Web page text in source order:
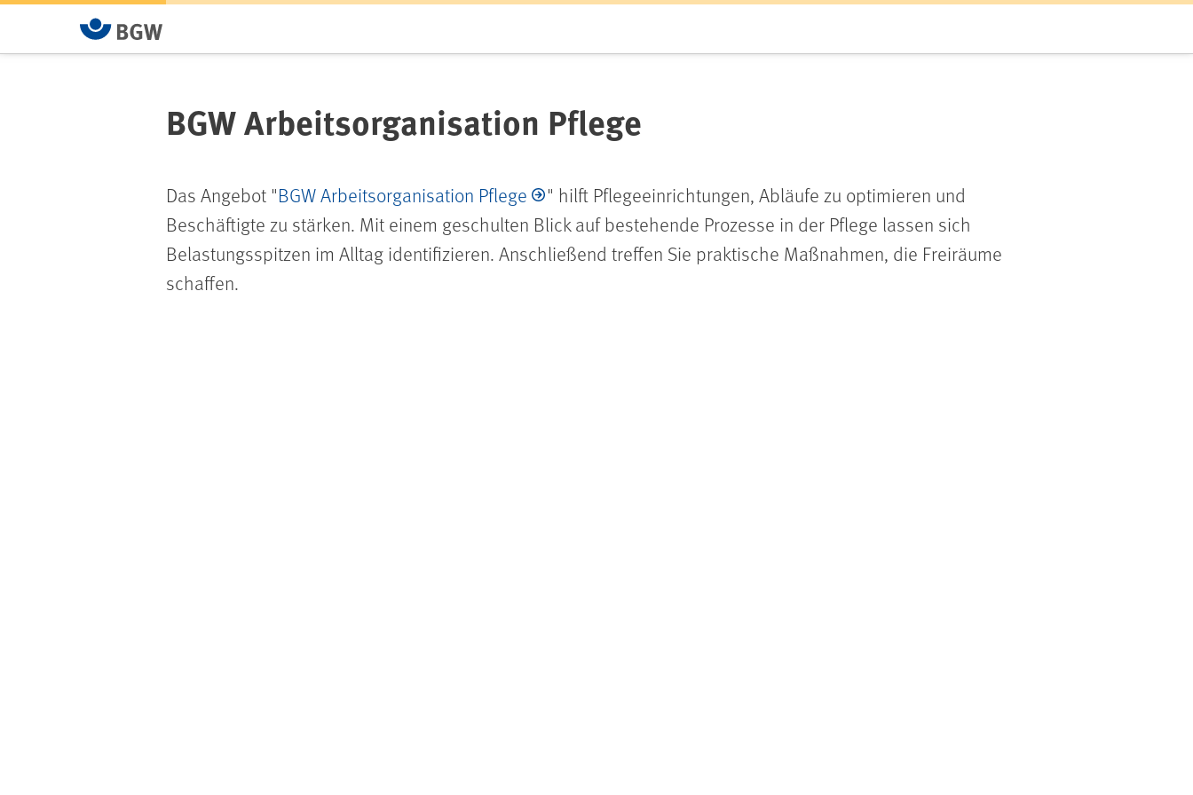
BGW Arbeitsorganisation Pflege
Das Angebot "BGW Arbeitsorganisation Pflege
" hilft Pflegeeinrichtungen, Abläufe zu optimieren und
Beschäftigte zu stärken. Mit einem geschulten Blick auf bestehende Prozesse in der Pflege lassen sich
Belastungsspitzen im Alltag identifizieren. Anschließend treffen Sie praktische Maßnahmen, die Freiräume
schaffen.